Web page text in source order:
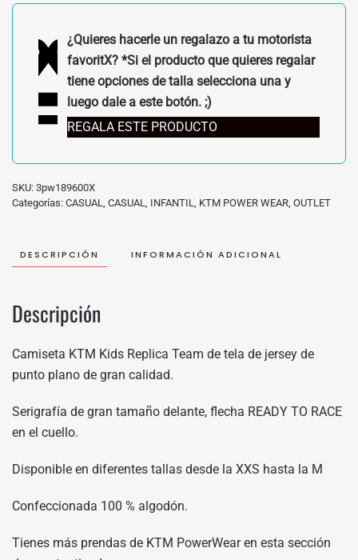
¿Quieres hacerle un regalazo a tu motorista
favoritX? *Si el producto que quieres regalar
tiene opciones de talla selecciona una y
luego dale a este botón. ;)
REGALA ESTE PRODUCTO
SKU: 3pw189600X
Categorías: CASUAL, CASUAL, INFANTIL, KTM POWER WEAR, OUTLET
DESCRIPCIÓN INFORMACIÓN ADICIONAL
Descripción
Camiseta KTM Kids Replica Team de tela de jersey de
punto plano de gran calidad.
Serigrafía de gran tamaño delante, flecha READY TO RACE
en el cuello.
Disponible en diferentes tallas desde la XXS hasta la M
Confeccionada 100 % algodón.
Tienes más prendas de KTM PowerWear en esta sección